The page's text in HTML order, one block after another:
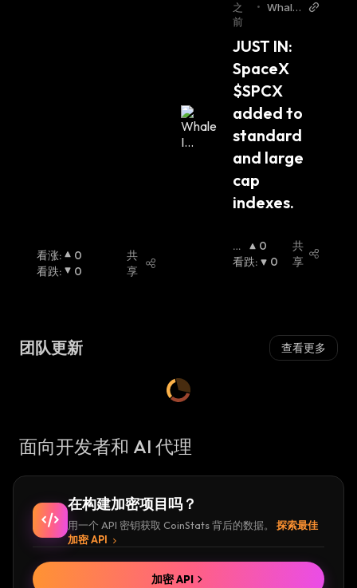
看涨:
0
看跌: 0
共
享
之
前
• Whale
JUST IN:
SpaceX
$SPCX
added to
standard
and large
cap
indexes.
看
涨:
0
看跌: 0
共
享
团队更新 查看更多
面向开发者和 AI 代理
在构建加密项目吗？
用一个 API 密钥获取 CoinStats 背后的数据。
探索最佳
加密 API
加密 API